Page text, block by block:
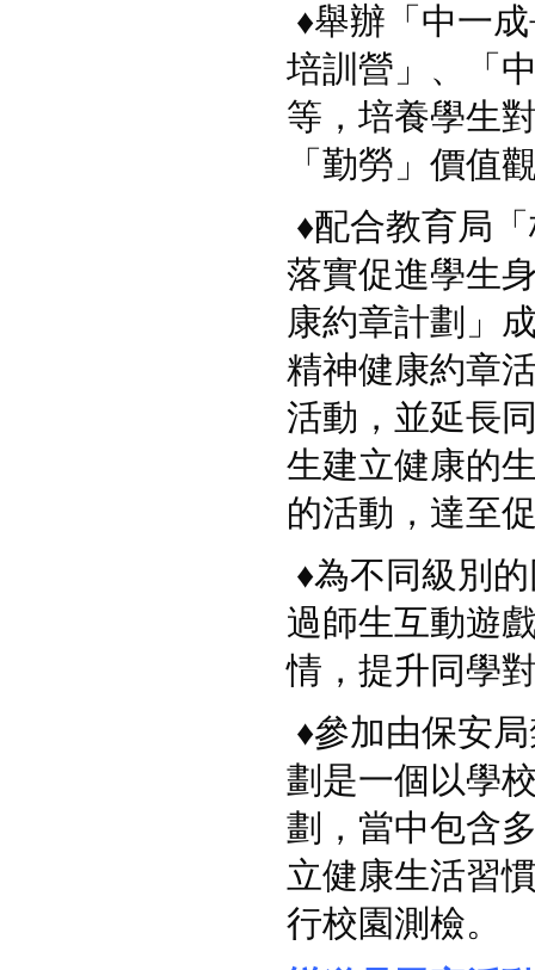
♦舉辦「中一
培訓營」、「
等，培養學生
「勤勞」價值
♦配合教育局
落實促進學生
康約章計劃」
精神健康約章
活動，並延長
生建立健康的
的活動，達至
♦為不同級別
過師生互動遊
情，提升同學
♦參加由保安
劃是一個以學
劃，當中包含
立健康生活習
行校園測檢。